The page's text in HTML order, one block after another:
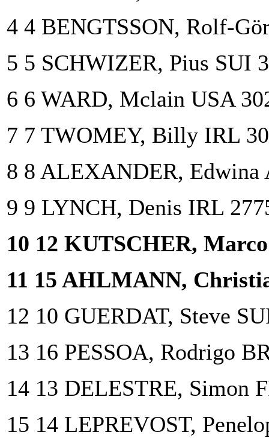
4 4 BENGTSSON, Rolf-
5 5 SCHWIZER, Pius SUI
6 6 WARD, Mclain USA
7 7 TWOMEY, Billy IRL
8 8 ALEXANDER, Edwina
9 9 LYNCH, Denis IRL
10 12 KUTSCHER,
11 15 AHLMANN,
12 10 GUERDAT, Steve
13 16 PESSOA, Rodrigo
14 13 DELESTRE, Simon
15 14 LEPREVOST,